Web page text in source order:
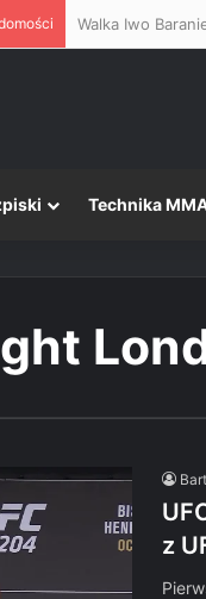
Technika
z